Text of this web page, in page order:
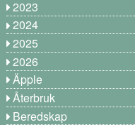
2023
2024
2025
2026
Äpple
Återbruk
Beredskap